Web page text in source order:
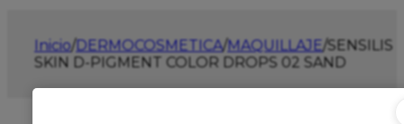
Inicio/DERMOCOSMETICA/MAQUILLAJE/SENSILIS
SKIN D-PIGMENT COLOR DROPS 02 SAND